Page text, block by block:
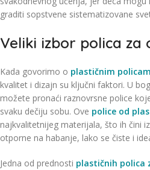
graditi sopstvene sistematizovane
Veliki izbor polica za
Kada govorimo o plastičnim
kvalitet i dizajn su ključni faktori. U
možete pronaći raznovrsne police
svaku dečiju sobu. Ove police od
najkvalitetnijeg materijala, što ih čini
otporne na habanje, lako se čiste i
Jedna od prednosti plastičnih polica